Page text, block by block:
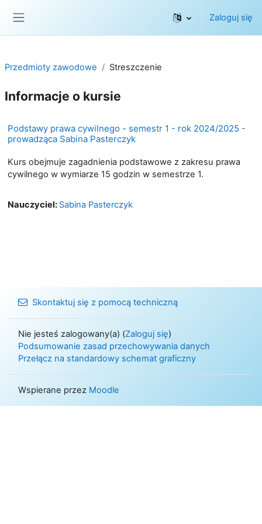
Zaloguj się
Przedmioty zawodowe Streszczenie
Informacje o kursie
Podstawy prawa cywilnego - semestr 1 - rok 2024/2025 -
prowadząca Sabina Pasterczyk
Kurs obejmuje zagadnienia podstawowe z zakresu prawa
cywilnego w wymiarze 15 godzin w semestrze 1.
Nauczyciel: Sabina Pasterczyk
Skontaktuj się z pomocą techniczną
Nie jesteś zalogowany(a) (Zaloguj się)
Podsumowanie zasad przechowywania danych
Przełącz na standardowy schemat graficzny
Wspierane przez Moodle